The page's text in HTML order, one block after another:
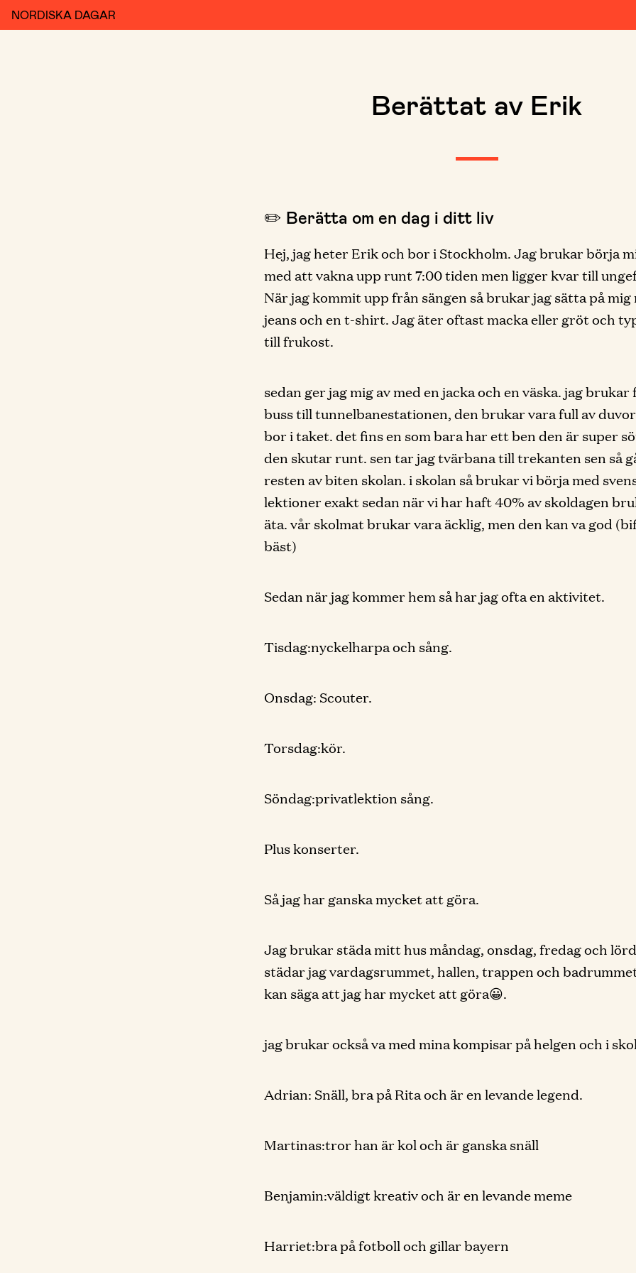
NORDISKA DAGAR
Berättat av Erik
✏️ Berätta om en dag i ditt liv
Hej, jag heter Erik och bor i Stockholm. Jag brukar börja
med att vakna upp runt 7:00 tiden men ligger kvar till
När jag kommit upp från sängen så brukar jag sätta på mig
jeans och en t-shirt. Jag äter oftast macka eller gröt och
till frukost.
sedan ger jag mig av med en jacka och en väska. jag
buss till tunnelbanestationen, den brukar vara full av
bor i taket. det fins en som bara har ett ben den är super
den skutar runt. sen tar jag tvärbana till trekanten sen så
resten av biten skolan. i skolan så brukar vi börja med
lektioner exakt sedan när vi har haft 40% av skoldagen
äta. vår skolmat brukar vara äcklig, men den kan va god
bäst)
Sedan när jag kommer hem så har jag ofta en aktivitet.
Tisdag:nyckelharpa och sång.
Onsdag: Scouter.
Torsdag:kör.
Söndag:privatlektion sång.
Plus konserter.
Så jag har ganska mycket att göra.
Jag brukar städa mitt hus måndag, onsdag, fredag och
städar jag vardagsrummet, hallen, trappen och
kan säga att jag har mycket att göra😀.
jag brukar också va med mina kompisar på helgen och i
Adrian: Snäll, bra på Rita och är en levande legend.
Martinas:tror han är kol och är ganska snäll
Benjamin:väldigt kreativ och är en levande meme
Harriet:bra på fotboll och gillar bayern